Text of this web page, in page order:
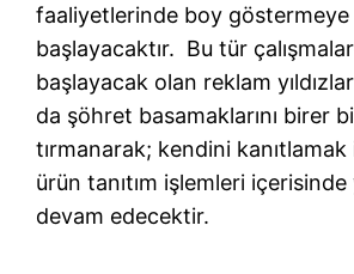
faaliyetlerinde boy göstermeye
başlayacaktır. Bu tür
başlayacak olan reklam
da şöhret basamaklarını birer
tırmanarak; kendini
ürün tanıtım işlemleri
devam edecektir.